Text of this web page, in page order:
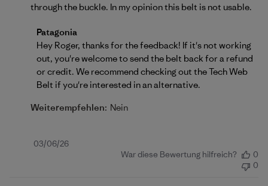
through the buckle. In my opinion this belt is not usable.
Kommentare des Store-Besitzers zu
Patagonia
Hey Roger, thanks for the feedback! If it's not working
out, you're welcome to send the belt back for a refund
or credit. We recommend checking out the Tech Web
Belt if you're interested in an alternative.
Weiterempfehlen: Nein
Veröffentlichungsdatum
03/06/26
War diese Bewertung hilfreich?
0
0